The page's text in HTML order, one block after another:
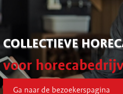
COLLECTIEVE
voor
Ga naar de bezoekerspagina